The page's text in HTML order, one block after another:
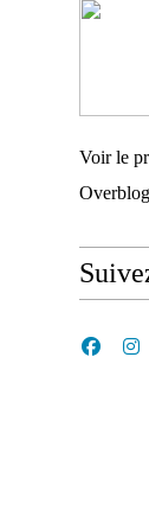
Voir le
Overblog